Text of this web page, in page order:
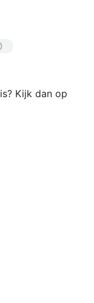
is? Kijk dan op